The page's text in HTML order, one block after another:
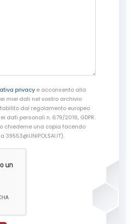
privacy e acconsento alla
miei dati nel vostro archivio
dal regolamento europeo
dati personali n. 679/2016, GDPR.
chiederne una copia facendo